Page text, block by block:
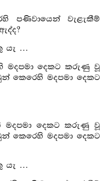
පණිවායෙන් වැළැකීම්
යැ …
මදපමා දෙකට කරුණු වූ
කෙරෙහි මදපමා දෙකට
මදපමා දෙකට කරුණු වූ
කෙරෙහි මදපමා දෙකට
යැ …